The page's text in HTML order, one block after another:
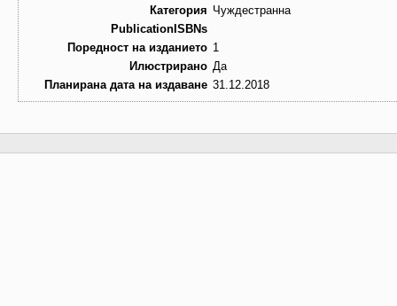
Категория Чуждестранна
PublicationISBNs
Поредност на изданието 1
Илюстрирано Да
Планирана дата на издаване 31.12.2018